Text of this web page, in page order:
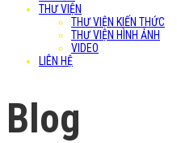
THƯ VIỆN
THƯ VIỆN KIẾN THỨC
THƯ VIỆN HÌNH ẢNH
VIDEO
LIÊN HỆ
Blog